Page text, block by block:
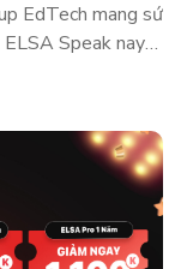
EdTech mang sứ
Speak nay
tiếp ứng dụng
gia tin tưởng